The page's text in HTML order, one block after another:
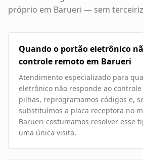
próprio em Barueri — sem
Quando o portão eletrônico
controle remoto em Barueri
Atendimento especializado para
eletrônico não responde ao
pilhas, reprogramamos códigos e,
substituímos a placa receptora no
Barueri costumamos resolver esse
uma única visita.